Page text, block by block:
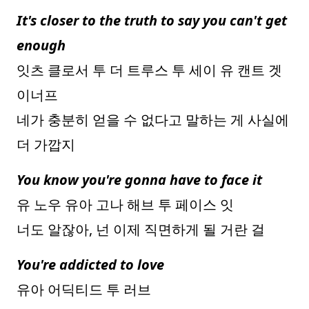
It's closer to the truth to say you can't get
enough
잇츠 클로서 투 더 트루스 투 세이 유 캔트 겟
이너프
네가 충분히 얻을 수 없다고 말하는 게 사실에
더 가깝지
You know you're gonna have to face it
유 노우 유아 고나 해브 투 페이스 잇
너도 알잖아, 넌 이제 직면하게 될 거란 걸
You're addicted to love
유아 어딕티드 투 러브